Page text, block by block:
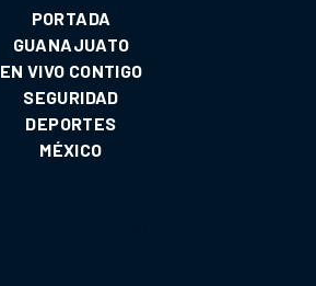
PORTADA
GUANAJUATO
EN VIVO CONTIGO
SEGURIDAD
DEPORTES
MÉXICO